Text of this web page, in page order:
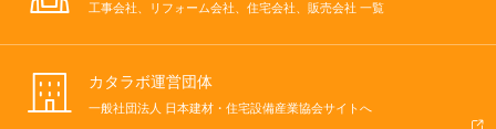
工事会社、リフォーム会社、住宅会社、販売会社 一覧
カタラボ運営団体
一般社団法人 日本建材・住宅設備産業協会サイトへ